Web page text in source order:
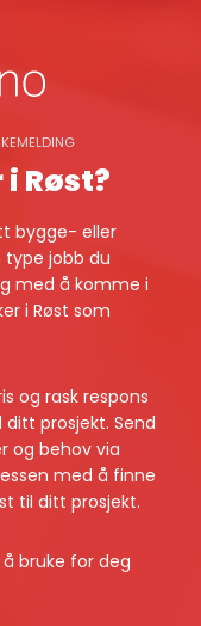
Røst?
bygge- eller
type jobb du
med å komme i
i Røst som
og rask respons
ditt prosjekt. Send
og behov via
med å finne
til ditt prosjekt.
bruke for deg